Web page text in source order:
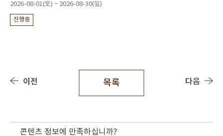
2026-08-01(토) ~ 2026-08-30(일)
진행중
이전 목록 다음
콘텐츠 정보에 만족하십니까?